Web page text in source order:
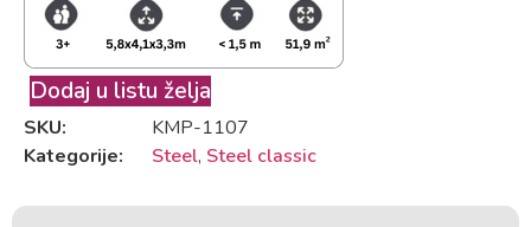
Dodaj u listu želja
SKU:
KMP-1107
Kategorije:
Steel, Steel classic